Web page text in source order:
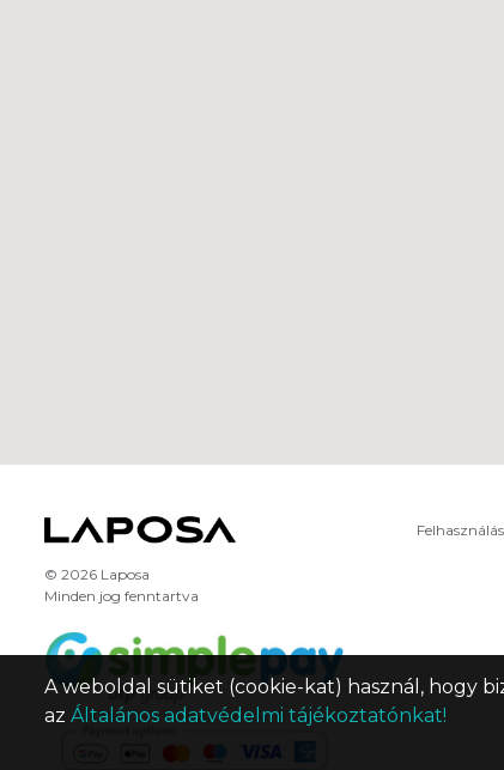
© 2026 Laposa
Minden jog fenntartva
A weboldal sütiket (cookie-kat) használ, hogy
az Általános adatvédelmi tájékoztatónkat!